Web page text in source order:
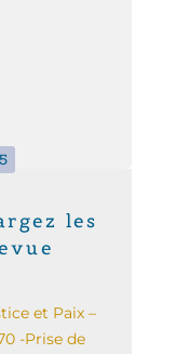
les
et Paix –
-Prise de